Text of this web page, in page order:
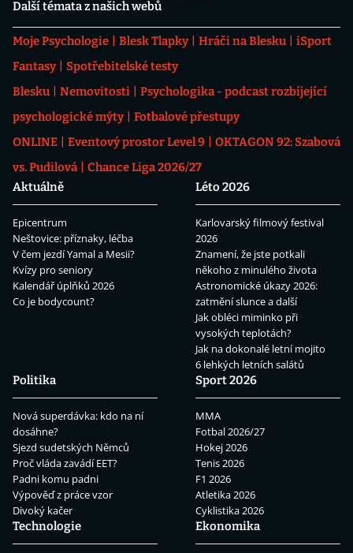
Další témata z našich webů
Moje Psychologie Blesk Tlapky Hráči na Blesku
iSport
Fantasy
Spotřebitelské testy
Blesku
Nemovitosti
Psychologika - podcast rozbíjející
psychologické mýty
Fotbalové přestupy
ONLINE
Eventový prostor Level 9
OKTAGON 92: Szabová
vs. Pudilová
Chance Liga 2026/27
Aktuálně
Epicentrum
Neštovice: příznaky, léčba
V čem jezdí Yamal a Mesii?
Kvízy pro seniory
Kalendář úplňků 2026
Co je bodycount?
Léto 2026
Karlovarský filmový festival
2026
Znamení, že jste potkali
někoho z minulého života
Astronomické úkazy 2026:
zatmění slunce a další
Jak obléci miminko při
vysokých teplotách?
Jak na dokonalé letní mojito
6 lehkých letních salátů
Politika
Nová superdávka: kdo na ní
dosáhne?
Sjezd sudetských Němců
Proč vláda zavádí EET?
Padni komu padni
Výpověď z práce vzor
Divoký kačer
Sport 2026
MMA
Fotbal 2026/27
Hokej 2026
Tenis 2026
F1 2026
Atletika 2026
Cyklistika 2026
Technologie
Ekonomika